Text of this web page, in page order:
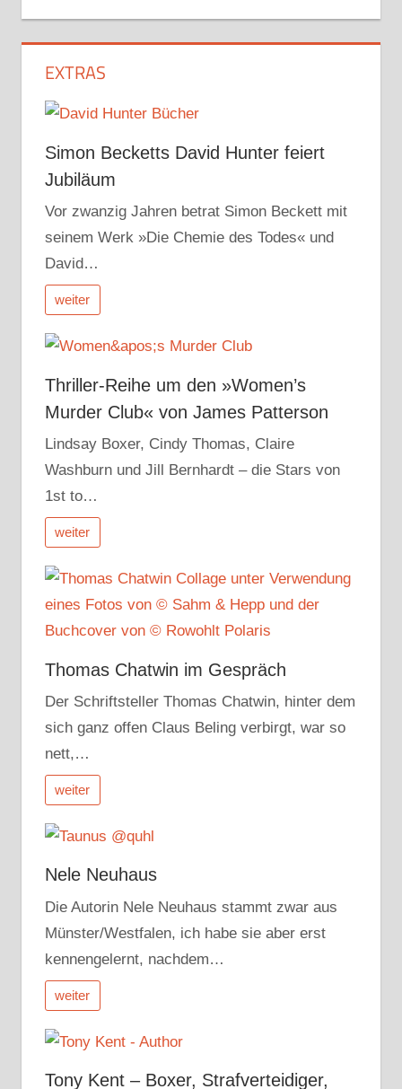
EXTRAS
Simon Becketts David Hunter feiert
Jubiläum
Vor zwanzig Jahren betrat Simon Beckett mit
seinem Werk »Die Chemie des Todes« und
David…
weiter
Thriller-Reihe um den »Women’s
Murder Club« von James Patterson
Lindsay Boxer, Cindy Thomas, Claire
Washburn und Jill Bernhardt – die Stars von
1st to…
weiter
Thomas Chatwin im Gespräch
Der Schriftsteller Thomas Chatwin, hinter dem
sich ganz offen Claus Beling verbirgt, war so
nett,…
weiter
Nele Neuhaus
Die Autorin Nele Neuhaus stammt zwar aus
Münster/Westfalen, ich habe sie aber erst
kennengelernt, nachdem…
weiter
Tony Kent – Boxer, Strafverteidiger,